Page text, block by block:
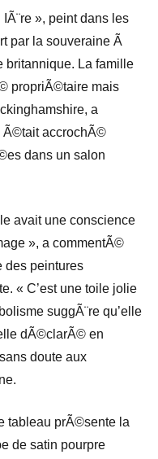
», peint dans les
par la souveraine Ã
britannique. La famille
propriÃ©taire mais
a
Ã©tait accrochÃ©
dans un salon
avait une conscience
», a commentÃ©
des peintures
« C’est une toile jolie
suggÃ¨re qu’elle
dÃ©clarÃ© en
doute aux
tableau prÃ©sente la
de satin pourpre